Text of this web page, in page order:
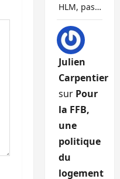
HLM, pas…
Julien
Carpentier
sur Pour
la FFB,
une
politique
du
logement